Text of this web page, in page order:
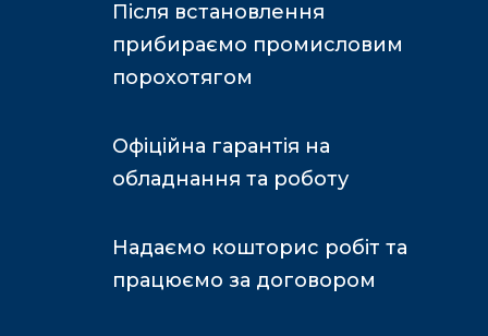
Після встановлення
прибираємо промисловим
порохотягом
Офіційна гарантія на
обладнання та роботу
Надаємо кошторис робіт та
працюємо за договором